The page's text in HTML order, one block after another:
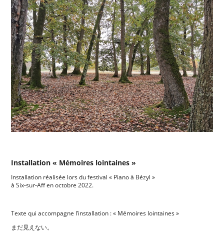
Installation « Mémoires lointaines »
Installation réalisée lors du festival « Piano à Bézyl »
à Six-sur-Aff en octobre 2022.
Texte qui accompagne l’installation : « Mémoires lointaines »
まだ見えない。